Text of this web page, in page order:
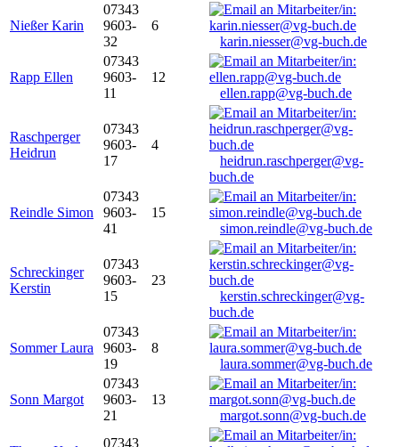
Nießer Karin
07343
9603-
32
6
karin.niesser@vg-buch.de
Rapp Ellen
07343
9603-
11
12
ellen.rapp@vg-buch.de
Raschperger
Heidrun
07343
9603-
17
4
heidrun.raschperger@vg-
buch.de
Reindle Simon
07343
9603-
41
15
simon.reindle@vg-buch.de
Schreckinger
Kerstin
07343
9603-
15
23
kerstin.schreckinger@vg-
buch.de
Sommer Laura
07343
9603-
19
8
laura.sommer@vg-buch.de
Sonn Margot
07343
9603-
21
13
margot.sonn@vg-buch.de
07343